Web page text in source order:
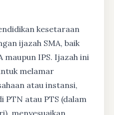
kesetaraan
ijazah SMA, baik
maupun IPS. Ijazah ini
melamar
atau instansi,
PTN atau PTS (dalam
menyesuaikan